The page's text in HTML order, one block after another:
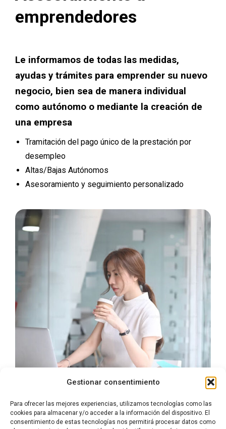
Gestionar consentimiento
Para ofrecer las mejores experiencias, utilizamos tecnologías como las
cookies para almacenar y/o acceder a la información del dispositivo. El
consentimiento de estas tecnologías nos permitirá procesar datos como
emprendedores
Le informamos de todas las medidas,
ayudas y trámites para emprender su nuevo
negocio, bien sea de manera individual
como autónomo o mediante la creación de
una empresa
Tramitación del pago único de la prestación por
desempleo
Altas/Bajas Autónomos
Asesoramiento y seguimiento personalizado